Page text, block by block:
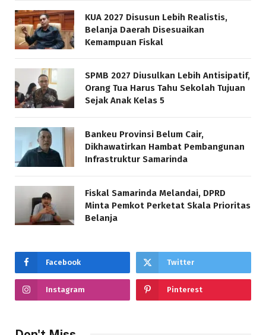
KUA 2027 Disusun Lebih Realistis,
Belanja Daerah Disesuaikan
Kemampuan Fiskal
SPMB 2027 Diusulkan Lebih Antisipatif,
Orang Tua Harus Tahu Sekolah Tujuan
Sejak Anak Kelas 5
Bankeu Provinsi Belum Cair,
Dikhawatirkan Hambat Pembangunan
Infrastruktur Samarinda
Fiskal Samarinda Melandai, DPRD
Minta Pemkot Perketat Skala Prioritas
Belanja
Facebook Twitter
Instagram Pinterest